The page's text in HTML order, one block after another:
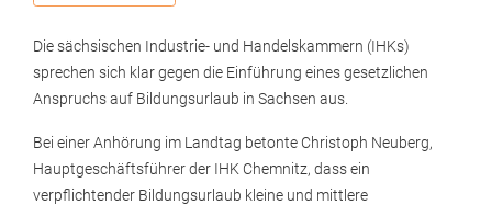
Die sächsischen Industrie- und Handelskammern (IHKs)
sprechen sich klar gegen die Einführung eines gesetzlichen
Anspruchs auf Bildungsurlaub in Sachsen aus.
Bei einer Anhörung im Landtag betonte Christoph Neuberg,
Hauptgeschäftsführer der IHK Chemnitz, dass ein
verpflichtender Bildungsurlaub kleine und mittlere